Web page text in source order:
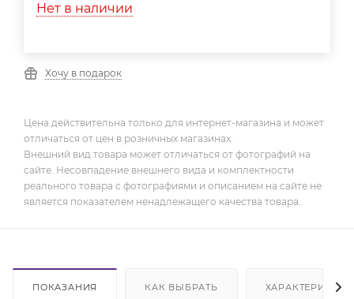
Нет в наличии
Хочу в подарок
Цена действительна только для интернет-магазина и может
отличаться от цен в розничных магазинах.
Внешний вид товара может отличаться от фотографий на
сайте. Несовпадение внешнего вида и комплектности
реального товара с фотографиями и описанием на сайте не
является показателем ненадлежащего качества товара.
ПОКАЗАНИЯ КАК ВЫБРАТЬ